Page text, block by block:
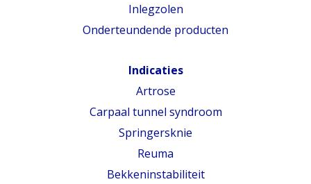
Inlegzolen
Onderteundende producten
Indicaties
Artrose
Carpaal tunnel syndroom
Springersknie
Reuma
Bekkeninstabiliteit